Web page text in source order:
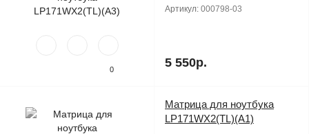
0
Артикул: 000798-03
5 550р.
Матрица для ноутбука
LP171WX2(TL)(A1)